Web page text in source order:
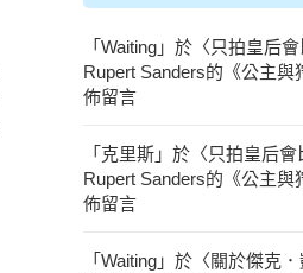
「 Waiting 」於〈只拍皇后
Rupert Sanders的《公主與
佈留言
「 克里斯 」於〈只拍皇后
Rupert Sanders的《公主與
佈留言
「 Waiting 」於〈關於傑克